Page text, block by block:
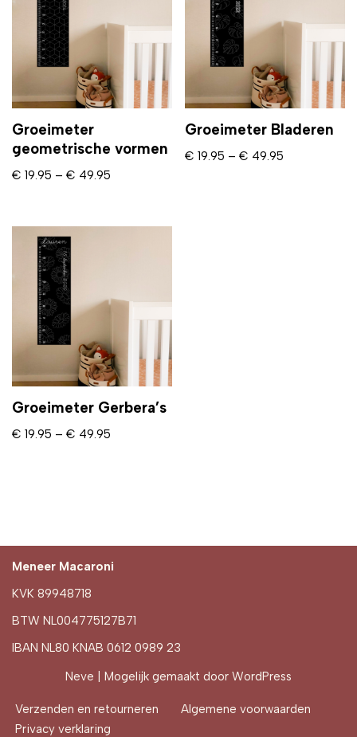
Groeimeter
geometrische vormen
€ 19.95 – € 49.95
Groeimeter Bladeren
€ 19.95 –€ 49.95
Groeimeter Gerbera’s
€ 19.95 – € 49.95
Meneer Macaroni
KVK 89948718
BTW NL004775127B71
IBAN NL80 KNAB 0612 0989 23
Neve | Mogelijk gemaakt door WordPress
Verzenden en retourneren
Algemene voorwaarden
Privacy verklaring